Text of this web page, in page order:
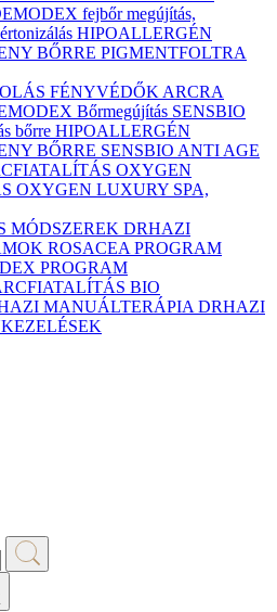
fejbőr megújítás,
HIPOALLERGÉN
BŐRRE PIGMENTFOLTRA
FÉNYVÉDŐK ARCRA
Bőrmegújítás SENSBIO
bőrre HIPOALLERGÉN
BŐRRE SENSBIO ANTI AGE
OXYGEN
OXYGEN LUXURY SPA,
MÓDSZEREK DRHAZI
ROSACEA PROGRAM
PROGRAM
BIO
MANUÁLTERÁPIA DRHAZI